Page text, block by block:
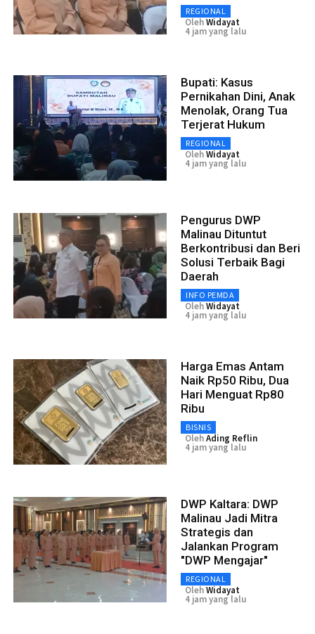
REGIONAL
OlehWidayat
4 jam yang lalu
Bupati: Kasus
Pernikahan Dini, Anak
Menolak, Orang Tua
Terjerat Hukum
REGIONAL
OlehWidayat
4 jam yang lalu
Pengurus DWP
Malinau Dituntut
Berkontribusi dan Beri
Solusi Terbaik Bagi
Daerah
INFO PEMDA
OlehWidayat
4 jam yang lalu
Harga Emas Antam
Naik Rp50 Ribu, Dua
Hari Menguat Rp80
Ribu
BISNIS
OlehAding Reflin
4 jam yang lalu
DWP Kaltara: DWP
Malinau Jadi Mitra
Strategis dan
Jalankan Program
"DWP Mengajar"
REGIONAL
OlehWidayat
4 jam yang lalu